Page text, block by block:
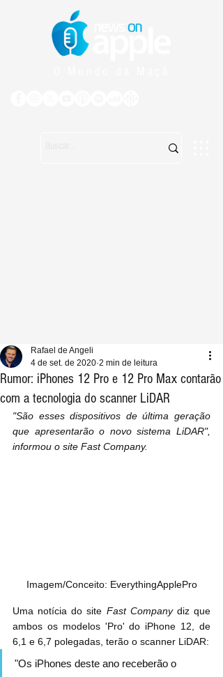
Rumor: iPhones 12 Pro e 12 Pro Max contarão
com a tecnologia do scanner LiDAR
Rafael de Angeli
4 de set. de 2020 2 min de leitura
"São esses dispositivos de última geração
que apresentarão o novo sistema LiDAR",
informou o site Fast Company.
Imagem/Conceito: EverythingApplePro
Uma notícia do site Fast Company diz que
ambos os modelos 'Pro' do iPhone 12, de
6,1 e 6,7 polegadas, terão o scanner LiDAR:
"Os iPhones deste ano receberão o